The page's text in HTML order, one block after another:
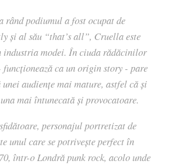
rând podiumul a fost ocupat de
și al său “that’s all”, Cruella este
modei. În ciuda rădăcinilor
ca un origin story - pare
unei audiențe mai mature, astfel că și
mai întunecată și provocatoare.
personajul portretizat de
unul care se potrivește perfect în
într-o Londră punk rock, acolo unde